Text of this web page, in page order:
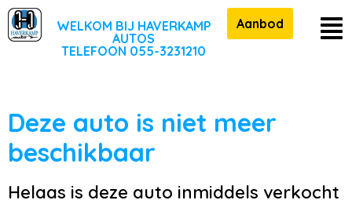
WELKOM BIJ HAVERKAMP
AUTOS
TELEFOON 055-3231210
Aanbod
Deze auto is niet meer
beschikbaar
Helaas is deze auto inmiddels verkocht